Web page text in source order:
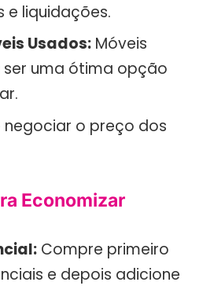
e liquidações.
Usados: Móveis
uma ótima opção
negociar o preço dos
Economizar
Compre primeiro
e depois adicione